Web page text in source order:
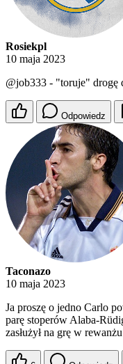
Rosiekpl
10 maja 2023
@job333 - "toruje" drogę
Odpowiedz
Taconazo
10 maja 2023
Ja proszę o jedno Carlo
parę stoperów Alaba-
zasłużył na grę w